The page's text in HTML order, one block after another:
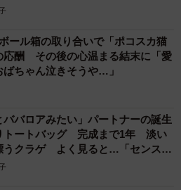
ール箱の取り合いで「ポコスカ猫
応酬 その後の心温まる結末に「愛
ばちゃん泣きそうや…」
ババロアみたい」パートナーの誕生
トートバッグ 完成まで1年 淡い
うクラゲ よく見ると…「センスす